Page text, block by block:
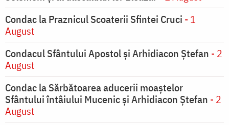
Condac la Praznicul Scoaterii Sfintei Cruci - 1
August
Condacul Sfântului Apostol și Arhidiacon Ștefan - 2
August
Condac la Sărbătoarea aducerii moaştelor
Sfântului întâiului Mucenic şi Arhidiacon Ştefan - 2
August